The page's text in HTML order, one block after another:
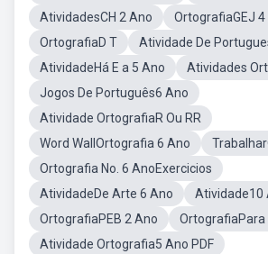
AtividadesCH 2 Ano
OrtografiaGEJ 4
OrtografiaD T
Atividade De
AtividadeHá E a 5 Ano
Atividades
Jogos De Português6 Ano
Atividade OrtografiaR Ou RR
Word WallOrtografia 6 Ano
Ortografia No. 6 AnoExercicios
AtividadeDe Arte 6 Ano
Atividade10
OrtografiaPEB 2 Ano
OrtografiaPara
Atividade Ortografia5 Ano PDF